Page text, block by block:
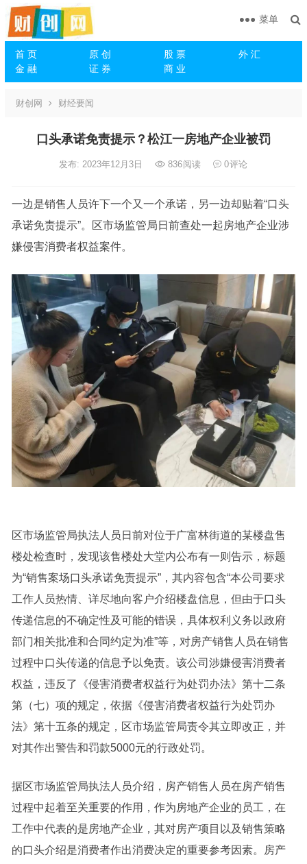
首 页 原 创 股 票
外 汇
金 融
证 券 商 业
菜单
财创网 财经要闻
口头承诺免责提示？松江一房地产企业被罚
发布: 2023年12月3日 836阅读 0评论
一边是销售人员许下一个又一个承诺，另一边却贴着“口头
承诺免责提示”。区市场监管局日前查处一起房地产企业涉
嫌侵害消费者权益案件。
区市场监管局执法人员日前对位于广富林街道的某楼盘售
楼处检查时，发现该售楼处大堂内公布有一则告示，标题
为“销售案场口头承诺免责提示”，其内容包含“本公司要求
工作人员热情、详尽地向客户介绍楼盘信息，但由于口头
传递信息的不确定性及可能的错误，具体权利义务以政府
部门相关批准和合同约定为准”等，对房产销售人员在销售
过程中口头传递的信息予以免责。该公司涉嫌侵害消费者
权益，违反了《侵害消费者权益行为处罚办法》第十二条
第（七）项的规定，依据《侵害消费者权益行为处罚办
法》第十五条的规定，区市场监管局责令其立即改正，并
对其作出警告和罚款5000元的行政处罚。
据区市场监管局执法人员介绍，房产销售人员在房产销售
过程中起着至关重要的作用，作为房地产企业的员工，在
工作中代表的是房地产企业，其对房产项目以及销售策略
的口头介绍是消费者作出消费决定的重要参考因素。房产